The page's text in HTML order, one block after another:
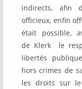
indirects, afin
officieux, enfin
était possible,
de Klerk le
libertés
hors crimes de
les droits sur